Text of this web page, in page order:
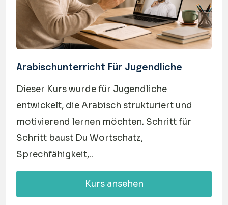
Arabischunterricht Für Jugendliche
Dieser Kurs wurde für Jugendliche
entwickelt, die Arabisch strukturiert und
motivierend lernen möchten. Schritt für
Schritt baust Du Wortschatz,
Sprechfähigkeit,..
Kurs ansehen